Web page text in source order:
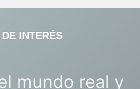
INTERÉS
mundo real y